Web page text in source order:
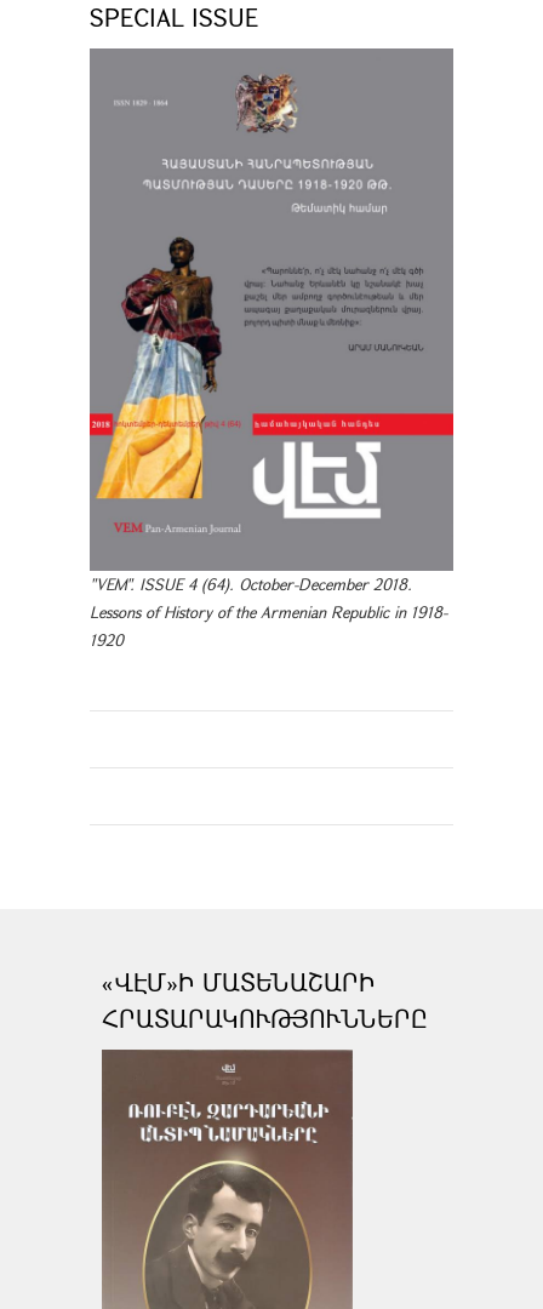
SPECIAL ISSUE
"VEM". ISSUE 4 (64). October-December 2018.
Lessons of History of the Armenian Republic in 1918-
1920
«ՎԷՄ»Ի ՄԱՏԵՆԱՇԱՐԻ
ՀՐԱՏԱՐԱԿՈՒԹՅՈՒՆՆԵՐԸ